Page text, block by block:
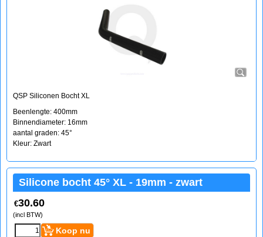
QSP Siliconen Bocht XL
Beenlengte: 400mm
Binnendiameter: 16mm
aantal graden: 45°
Kleur: Zwart
Silicone bocht 45° XL - 19mm - zwart
€30.60
(incl BTW)
Koop nu